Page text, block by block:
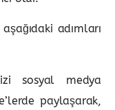
adımları
sosyal medya
paylaşarak,